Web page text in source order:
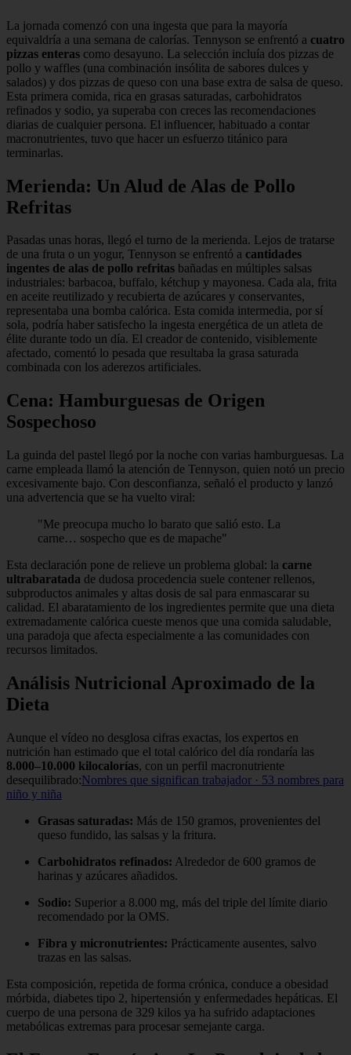
La jornada comenzó con una ingesta que para la mayoría
equivaldría a una semana de calorías. Tennyson se enfrentó a cuatro
pizzas enteras como desayuno. La selección incluía dos pizzas de
pollo y waffles (una combinación insólita de sabores dulces y
salados) y dos pizzas de queso con una base extra de salsa de queso.
Esta primera comida, rica en grasas saturadas, carbohidratos
refinados y sodio, ya superaba con creces las recomendaciones
diarias de cualquier persona. El influencer, habituado a contar
macronutrientes, tuvo que hacer un esfuerzo titánico para
terminarlas.
Merienda: Un Alud de Alas de Pollo
Refritas
Pasadas unas horas, llegó el turno de la merienda. Lejos de tratarse
de una fruta o un yogur, Tennyson se enfrentó a cantidades
ingentes de alas de pollo refritas bañadas en múltiples salsas
industriales: barbacoa, buffalo, kétchup y mayonesa. Cada ala, frita
en aceite reutilizado y recubierta de azúcares y conservantes,
representaba una bomba calórica. Esta comida intermedia, por sí
sola, podría haber satisfecho la ingesta energética de un atleta de
élite durante todo un día. El creador de contenido, visiblemente
afectado, comentó lo pesada que resultaba la grasa saturada
combinada con los aderezos artificiales.
Cena: Hamburguesas de Origen
Sospechoso
La guinda del pastel llegó por la noche con varias hamburguesas. La
carne empleada llamó la atención de Tennyson, quien notó un precio
excesivamente bajo. Con desconfianza, señaló el producto y lanzó
una advertencia que se ha vuelto viral:
"Me preocupa mucho lo barato que salió esto. La
carne… sospecho que es de mapache"
Esta declaración pone de relieve un problema global: la carne
ultrabaratada de dudosa procedencia suele contener rellenos,
subproductos animales y altas dosis de sal para enmascarar su
calidad. El abaratamiento de los ingredientes permite que una dieta
extremadamente calórica cueste menos que una comida saludable,
una paradoja que afecta especialmente a las comunidades con
recursos limitados.
Análisis Nutricional Aproximado de la
Dieta
Aunque el vídeo no desglosa cifras exactas, los expertos en
nutrición han estimado que el total calórico del día rondaría las
8.000–10.000 kilocalorías, con un perfil macronutriente
desequilibrado:Nombres que significan trabajador · 53 nombres para
niño y niña
Grasas saturadas: Más de 150 gramos, provenientes del
queso fundido, las salsas y la fritura.
Carbohidratos refinados: Alrededor de 600 gramos de
harinas y azúcares añadidos.
Sodio: Superior a 8.000 mg, más del triple del límite diario
recomendado por la OMS.
Fibra y micronutrientes: Prácticamente ausentes, salvo
trazas en las salsas.
Esta composición, repetida de forma crónica, conduce a obesidad
mórbida, diabetes tipo 2, hipertensión y enfermedades hepáticas. El
cuerpo de una persona de 329 kilos ya ha sufrido adaptaciones
metabólicas extremas para procesar semejante carga.